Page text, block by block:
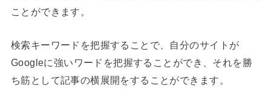
ことができます。
検索キーワードを把握することで、自分のサイトが
Googleに強いワードを把握することができ、それを勝
ち筋として記事の横展開をすることができます。